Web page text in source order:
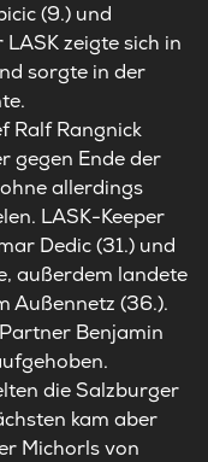
(9.) und
zeigte sich in
sorgte in der
Ralf Rangnick
gegen Ende der
allerdings
LASK-Keeper
Dedic (31.) und
außerdem landete
Außennetz (36.).
Benjamin
die Salzburger
kam aber
Michorls von